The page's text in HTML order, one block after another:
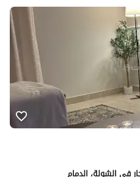
في الشولة، الدمام